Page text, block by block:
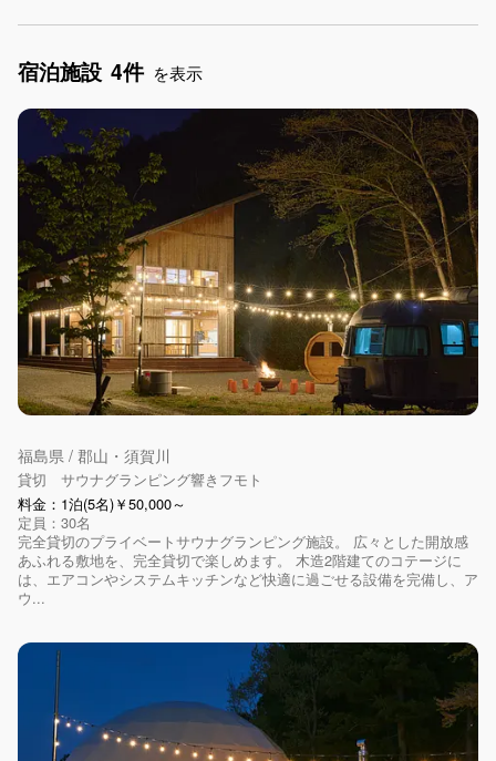
宿泊施設 4件 を表示
福島県 / 郡山・須賀川
貸切 サウナグランピング響きフモト
料金：1泊(5名)￥50,000～
定員：30名
完全貸切のプライベートサウナグランピング施設。 広々とした開放感
あふれる敷地を、完全貸切で楽しめます。 木造2階建てのコテージに
は、エアコンやシステムキッチンなど快適に過ごせる設備を完備し、ア
ウ...